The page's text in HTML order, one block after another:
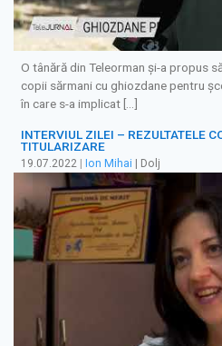
O tânără din Teleorman și-a propus
copii sărmani cu ghiozdane pentru
în care s-a implicat […]
INTERVIUL ZILEI – REZULTATELE
TITULARIZARE
19.07.2022 Ion Mihai | Dolj